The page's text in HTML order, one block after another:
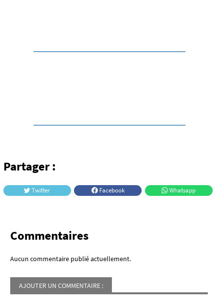
Partager :
Twitter Facebook Whatsapp
Commentaires
Aucun commentaire publié actuellement.
AJOUTER UN COMMENTAIRE :